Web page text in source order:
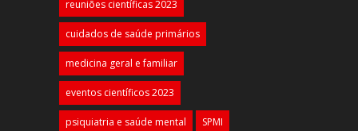
reuniões científicas 2023
cuidados de saúde primários
medicina geral e familiar
eventos científicos 2023
psiquiatria e saúde mental SPMI